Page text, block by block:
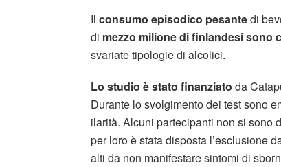
Il consumo episodico pesantedi
di mezzo milione di finlandesi sono
svariate tipologie di alcolici.
Lo studio è stato finanziato da
Durante lo svolgimento dei test sono
ilarità. Alcuni partecipanti non si sono
per loro è stata disposta l’esclusione
alti da non manifestare sintomi di